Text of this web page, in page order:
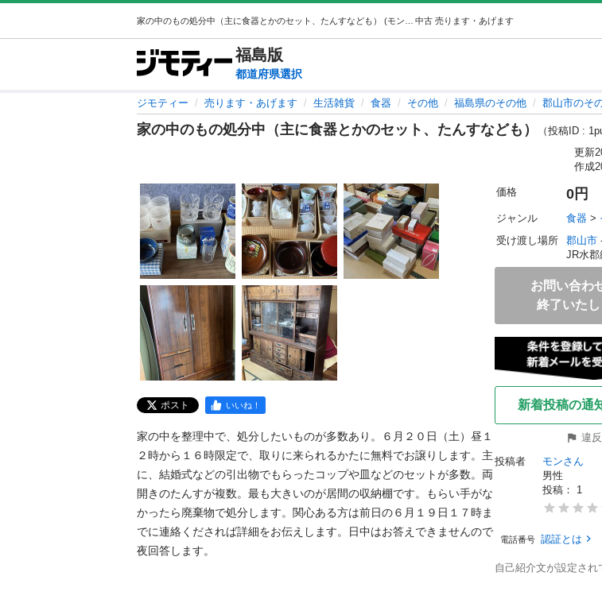
中古 売ります・あげます
福島版
都道府県選択
ジモティー 売ります・あげます 生活雑貨 食器 その他 福島県のその他 郡山市のそ
家の中のもの処分中（主に食器とかのセット、たんすなども）
（投稿ID :
更新
作成
ポスト いいね！
家の中を整理中で、処分したいものが多数あり。６月２０日（土）昼１
２時から１６時限定で、取りに来られるかたに無料でお譲りします。主
に、結婚式などの引出物でもらったコップや皿などのセットが多数。両
開きのたんすが複数。最も大きいのが居間の収納棚です。もらい手がな
かったら廃棄物で処分します。関心ある方は前日の６月１９日１７時ま
でに連絡くだされば詳細をお伝えします。日中はお答えできませんので
夜回答します。
価格 0円
ジャンル 食器 >
受け渡し場所
郡山市
JR水郡
お問い合わ
終了いたし
新着投稿の通
違
投稿者
モンさん
男性
投稿： 1
電話番号 認証とは
自己紹介文が設定され